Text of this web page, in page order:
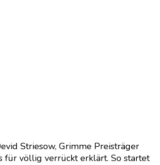
Striesow, Grimme Preisträger
für völlig verrückt erklärt. So startet